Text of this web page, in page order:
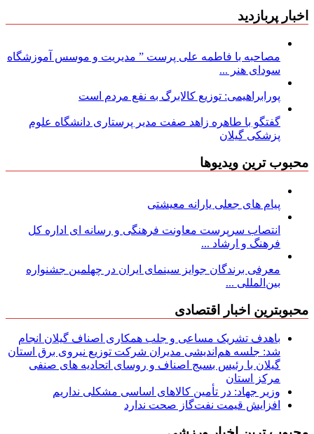
اخبار پربازدید
مصاحبه با فاطمه علی پرست ” مدیریت و موسس آموزشگاه
سودای هنر ...
پورابراهیمی: توزیع کالابرگ به نفع مردم است
گفتگو با طاهره زاهد صفت مدیر پرستاری دانشگاه علوم
پزشکی گیلان
محبوب ترین ویدیوها
پیام های جعلی یارانه معیشتی
انتصاب سرپرست معاونت فرهنگی و رسانه ای اداره کل
فرهنگ و ارشاد ...
معرفی برندگان جوایز سینمای ایران در چهلمین جشنواره
بین‌المللی ...
محبوبترین اخبار اقتصادی
باهدف تشریک مساعی و جلب همکاری اصناف گیلان انجام
شد: جلسه هم‌اندیشی مدیران شركت توزیع نیروی برق استان
گیلان با رئیس بسیج اصناف و روسای اتحادیه های صنفی
مركز استان
وزیر جهاد: در تأمین کالاهای اساسی مشکلی نداریم
افزایش قیمت نفت‌گاز صحت ندارد